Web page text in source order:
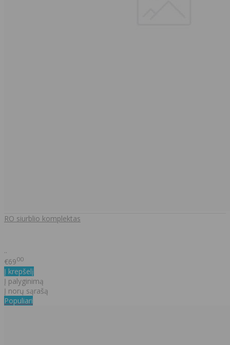
RO siurblio komplektas
..
€6900
Į krepšelį
Į palyginimą
Į norų sąrašą
Populiari